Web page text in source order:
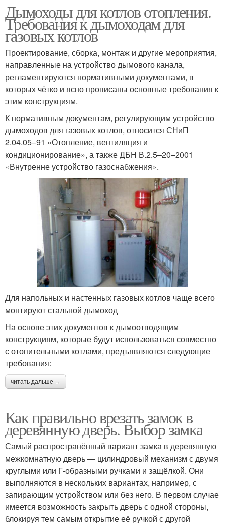
Дымоходы для котлов отопления.
Требования к дымоходам для
газовых котлов
Проектирование, сборка, монтаж и другие мероприятия,
направленные на устройство дымового канала,
регламентируются нормативными документами, в
которых чётко и ясно прописаны основные требования к
этим конструкциям.
К нормативным документам, регулирующим устройство
дымоходов для газовых котлов, относится СНиП
2.04.05–91 «Отопление, вентиляция и
кондиционирование», а также ДБН В.2.5–20–2001
«Внутренне устройство газоснабжения».
Для напольных и настенных газовых котлов чаще всего
монтируют стальной дымоход
На основе этих документов к дымоотводящим
конструкциям, которые будут использоваться совместно
с отопительными котлами, предъявляются следующие
требования:
читать дальше →
Как правильно врезать замок в
деревянную дверь. Выбор замка
Самый распространённый вариант замка в деревянную
межкомнатную дверь — цилиндровый механизм с двумя
круглыми или Г-образными ручками и защёлкой. Они
выполняются в нескольких вариантах, например, с
запирающим устройством или без него. В первом случае
имеется возможность закрыть дверь с одной стороны,
блокируя тем самым открытие её ручкой с другой